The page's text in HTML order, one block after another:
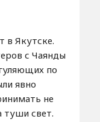
в Якутске.
с Чаянды
по
явно
не
туши свет.